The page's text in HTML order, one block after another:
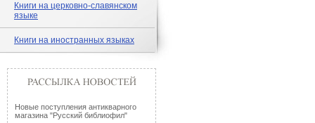
Книги на церковно-славянском
языке
Книги на иностранных языках
Новые поступления антикварного
магазина "Русский библиофил"